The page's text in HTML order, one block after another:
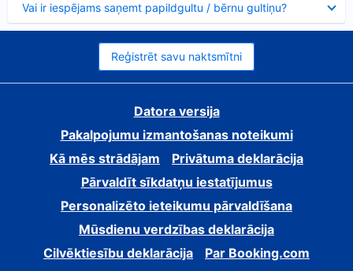
Vai ir iespējams saņemt papildgultu / bērnu gultiņu?
Reģistrēt savu naktsmītni
Datora versija
Pakalpojumu izmantošanas noteikumi
Kā mēs strādājam
Privātuma deklarācija
Pārvaldīt sīkdatņu iestatījumus
Personalizēto ieteikumu pārvaldīšana
Mūsdienu verdzības deklarācija
Cilvēktiesību deklarācija
Par Booking.com